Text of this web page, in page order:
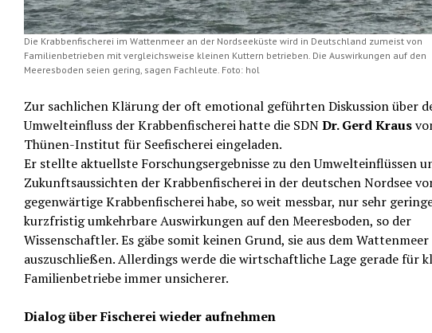
Die Krabbenfischerei im Wattenmeer an der Nordseeküste wird in Deutschland zumeist von
Familienbetrieben mit vergleichsweise kleinen Kuttern betrieben. Die Auswirkungen auf den
Meeresboden seien gering, sagen Fachleute. Foto: hol
Zur sachlichen Klärung der oft emotional geführten Diskussion über
Umwelteinfluss der Krabbenfischerei hatte die SDNDr. Gerd Kraus
Thünen-Institut für Seefischerei eingeladen.
Er stellte aktuellste Forschungsergebnisse zu den Umwelteinflüssen
Zukunftsaussichten der Krabbenfischerei in der deutschen Nordsee
gegenwärtige Krabbenfischerei habe, so weit messbar, nur sehr
kurzfristig umkehrbare Auswirkungen auf den Meeresboden, so der
Wissenschaftler. Es gäbe somit keinen Grund, sie aus dem Wattenmeer
auszuschließen. Allerdings werde die wirtschaftliche Lage gerade für
Familienbetriebe immer unsicherer.
Dialog über Fischerei wieder aufnehmen